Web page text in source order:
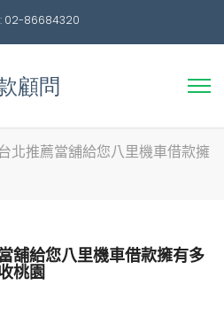
02-86684320
北推薦當舖給您八里機車借款擁
舖給您八里機車借款擁有多
桃園